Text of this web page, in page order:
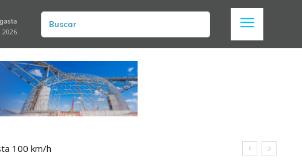
2026
Buscar
100 km/h